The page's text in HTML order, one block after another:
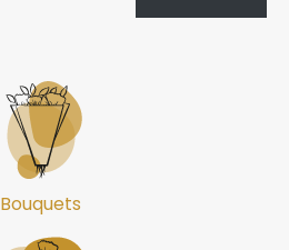
Bouquets